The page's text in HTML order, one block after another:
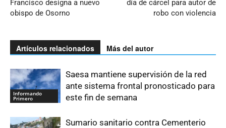
Francisco designa a nuevo
obispo de Osorno
día de cárcel para autor de
robo con violencia
Artículos relacionados Más del autor
Informando
Primero
Saesa mantiene supervisión de la red
ante sistema frontal pronosticado para
este fin de semana
Sumario sanitario contra Cementerio